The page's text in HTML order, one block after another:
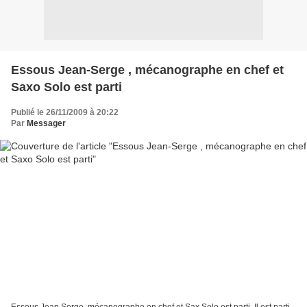
Essous Jean-Serge , mécanographe en chef et
Saxo Solo est parti
Publié le 26/11/2009 à 20:22
Par Messager